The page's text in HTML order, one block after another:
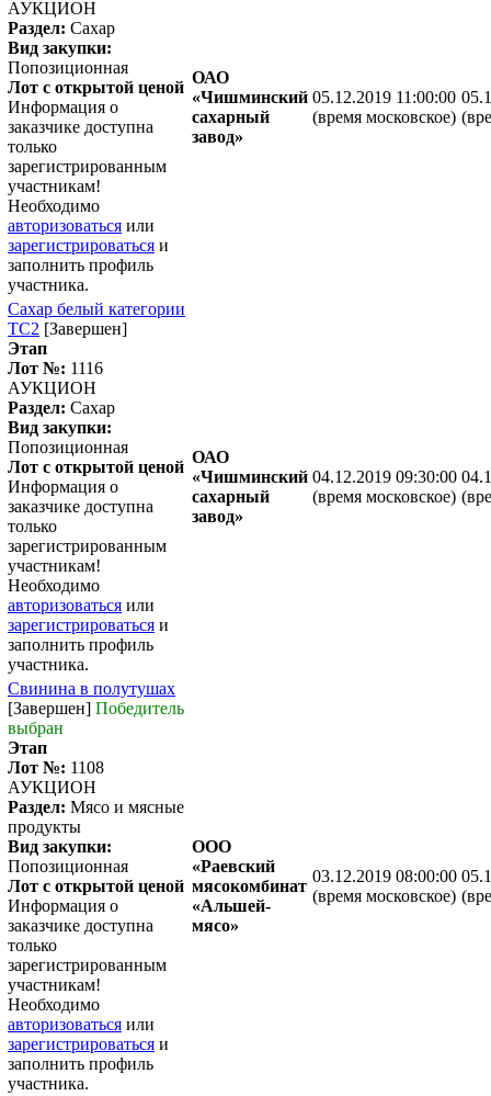
АУКЦИОН
Раздел: Сахар
Вид закупки:
Попозиционная
Лот с открытой ценой
Информация о
заказчике доступна
только
зарегистрированным
участникам!
Необходимо
авторизоваться или
зарегистрироваться и
заполнить профиль
участника.
ОАО
«Чишминский
сахарный
завод»
05.12.2019 11:00:00
(время московское)
Сахар белый категории
ТС2 [Завершен]
Этап
Лот №: 1116
АУКЦИОН
Раздел: Сахар
Вид закупки:
Попозиционная
Лот с открытой ценой
Информация о
заказчике доступна
только
зарегистрированным
участникам!
Необходимо
авторизоваться или
зарегистрироваться и
заполнить профиль
участника.
ОАО
«Чишминский
сахарный
завод»
04.12.2019 09:30:00
(время московское)
Свинина в полутушах
[Завершен] Победитель
выбран
Этап
Лот №: 1108
АУКЦИОН
Раздел: Мясо и мясные
продукты
Вид закупки:
Попозиционная
Лот с открытой ценой
Информация о
заказчике доступна
только
зарегистрированным
участникам!
Необходимо
авторизоваться или
зарегистрироваться и
заполнить профиль
участника.
ООО
«Раевский
мясокомбинат
«Альшей-
мясо»
03.12.2019 08:00:00
(время московское)